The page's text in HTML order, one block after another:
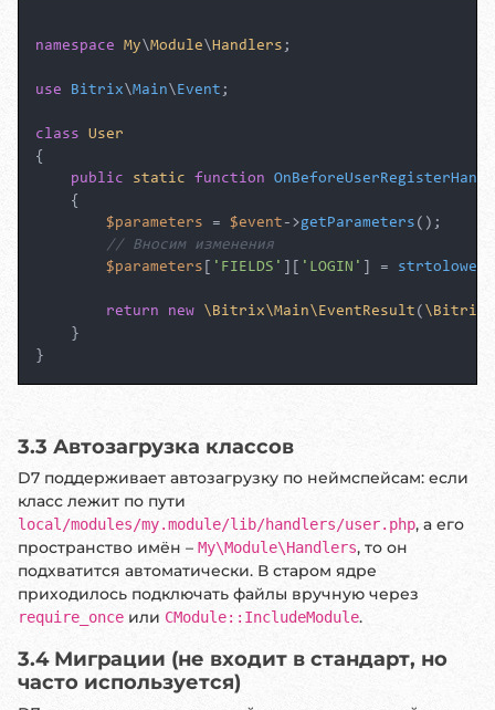
namespace My \Module \Handlers ;
use Bitrix \Main \Event ;
class
User
{
public
static function
{
$parameters = $event->getParameters ();
// Вносим изменения
$parameters
'FIELDS' 'LOGIN' ] = strtolower
return new \Bitrix\Main\EventResult (
    }
3.3 Автозагрузка классов
D7 поддерживает автозагрузку по неймспейсам: если
класс лежит по пути
local/modules/my.module/lib/handlers/user.php, а его
пространство имён – My\Module\Handlers, то он
подхватится автоматически. В старом ядре
приходилось подключать файлы вручную через
require_once или CModule::IncludeModule.
3.4 Миграции (не входит в стандарт, но
часто используется)